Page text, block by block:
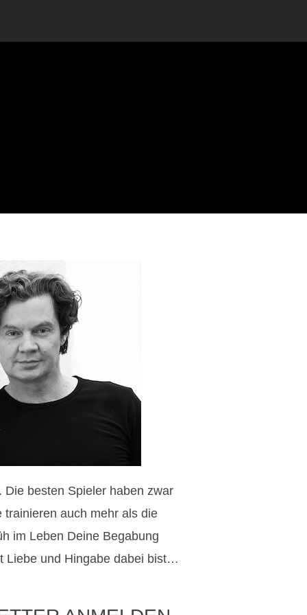
Die besten Spieler haben zwar
trainieren auch mehr als die
im Leben Deine Begabung
Liebe und Hingabe dabei bist…